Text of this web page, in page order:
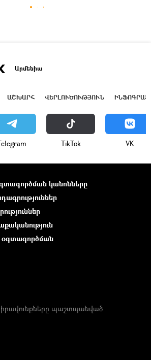
Արմենիա
ԱՇԽԱՐՀ ՎԵՐԼՈՒԾՈՒԹՅՈՒՆ
ТikТоk VK
կանոնները
օգտագործման
իրավունքները պաշտպանված